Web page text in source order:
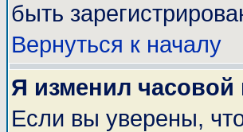
быть
Вернуться к началу
Я изменил
Если вы уверены,